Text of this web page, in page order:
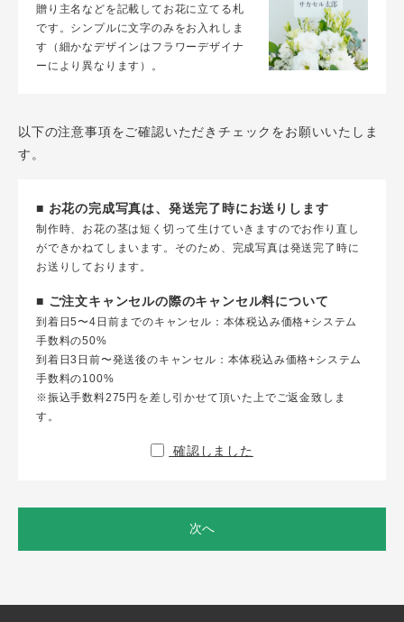
贈り主名などを記載してお花に立てる札
です。シンプルに文字のみをお入れしま
す（細かなデザインはフラワーデザイナ
ーにより異なります）。
以下の注意事項をご確認いただきチェックをお願いいたしま
す。
■ お花の完成写真は、発送完了時にお送りします
制作時、お花の茎は短く切って生けていきますのでお作り直し
ができかねてしまいます。そのため、完成写真は発送完了時に
お送りしております。
■ ご注文キャンセルの際のキャンセル料について
到着日5〜4日前までのキャンセル：本体税込み価格+システム
手数料の50%
到着日3日前〜発送後のキャンセル：本体税込み価格+システム
手数料の100%
※振込手数料275円を差し引かせて頂いた上でご返金致しま
す。
確認しました
次へ